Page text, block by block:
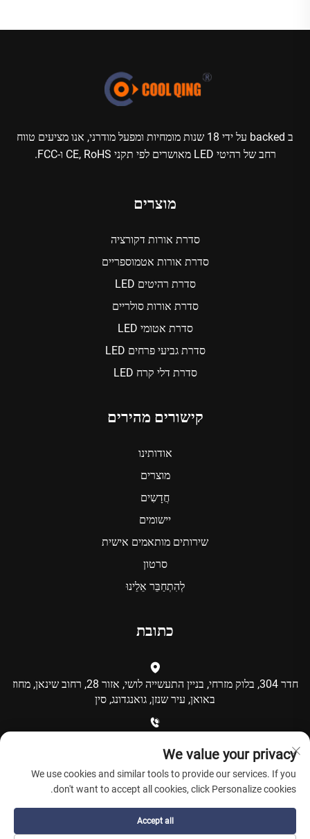
ב backed על ידי 18 שנות מומחיות ומפעל מודרני, אנו מציעים טווח
רחב של רהיטי LED מאושרים לפי תקני CE, RoHS ו-FCC.
מוצרים
סדרת אורות דקורציה
סדרת אורות אטמוספריים
סדרת רהיטים LED
סדרת אורות סולריים
סדרת אטומי LED
סדרת גביעי פרחים LED
סדרת דלי קרח LED
קישורים מהירים
אודותינו
מוצרים
חֲדָשִים
יישומים
שירותים מותאמים אישית
סרטון
לְהִתְחַבֵּר אֵלֵינוּ
כתובת
חדר 304, בלוק מזרחי, בניין התעשייה לושי, אזור 28, רחוב שינאן, מחוז
באואן, עיר שנזן, גואנגדונג, סין
[email protected]
We value your privacy
We use cookies and similar tools to provide our services. If you
don't want to accept all cookies, click Personalize cookies.
Accept all